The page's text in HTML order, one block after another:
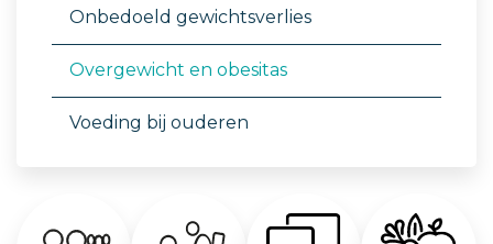
Onbedoeld gewichtsverlies
Overgewicht en obesitas
Voeding bij ouderen